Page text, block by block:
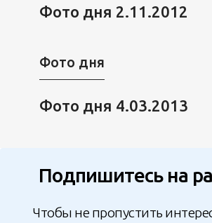
Фото дня 2.11.2012
Фото дня
Фото дня 4.03.2013
Подпишитесь на
Чтобы не пропустить